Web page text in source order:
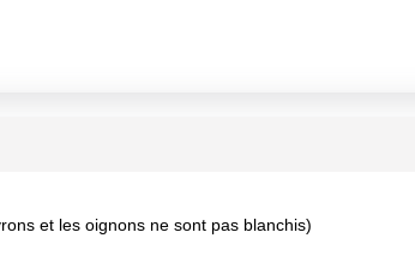
et les oignons ne sont pas blanchis)